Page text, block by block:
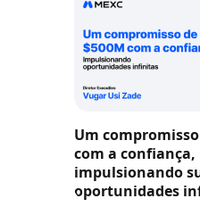
Um compromisso
com a confiança,
impulsionando
oportunidades